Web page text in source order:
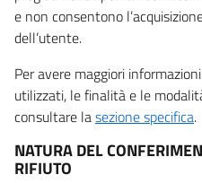
e non consentono
dell’utente.
Per avere maggiori
utilizzati, le finalità e le
consultare lasezione specifica.
NATURA DEL
RIFIUTO